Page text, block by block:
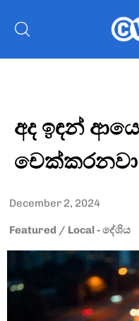
Type and hit enter
අද ඉඳන්
චෙක්කරනවා
December 2, 2024
Featured / Local - දේශිය